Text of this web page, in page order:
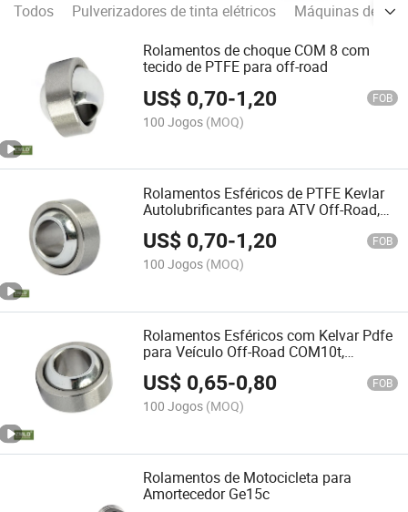
Todos Pulverizadores de tinta elétricos
Máquinas de
Rolamentos de choque COM 8 com
tecido de PTFE para off-road
US$ 0,70-1,20 FOB
100 Jogos (MOQ)
Rolamentos Esféricos de PTFE Kevlar
Autolubrificantes para ATV Off-Road,
4X4, Go-Kart COM12t
US$ 0,70-1,20 FOB
100 Jogos (MOQ)
Rolamentos Esféricos com Kelvar Pdfe
para Veículo Off-Road COM10t,
COM12t, COM16t
US$ 0,65-0,80 FOB
100 Jogos (MOQ)
Rolamentos de Motocicleta para
Amortecedor Ge15c